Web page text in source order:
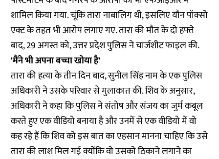
शामिल किया गया. चूंकि तारा नाबालिग थी, इसलिए यौन पॉक्सो
एक्ट के तहत भी आरोप लगाए गए. तारा की मौत के दो हफ्ते
बाद, 29 अगस्त को, उत्तर प्रदेश पुलिस ने चार्जशीट फाइल की.
'मैंने भी अपना बच्चा खोया है'
तारा की हत्या के तीन दिन बाद, सुनील सिंह नाम के एक पुलिस
अधिकारी ने उसके परिवार से मुलाकात की. शिव के अनुसार,
अधिकारी ने कहा कि पुलिस ने संतोष और संजय का जुर्म कबूल
करते हुए एक वीडियो बनाया है और उनमें से एक वीडियो में वो
कह रहे हैं कि शिव को इस बात का एहसान मानना चाहिए कि उसे
तारा की लाश मिल गई क्योंकि वो उसको ठिकाने लगाने का